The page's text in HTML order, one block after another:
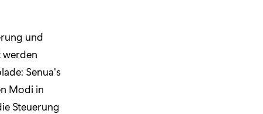
und
werden
Senua's
Modi in
Steuerung